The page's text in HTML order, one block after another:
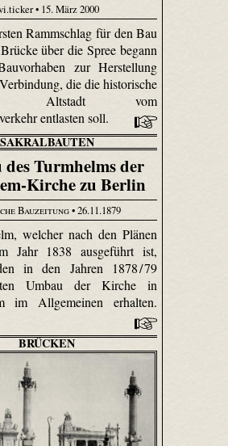
• 15. März 2000
Rammschlag für den Bau
über die Spree begann
zur Herstellung
die die historische
Altstadt vom
entlasten soll.
SAKRALBAUTEN
des Turmhelms der
Kirche zu Berlin
Bauzeitung• 26.11.1879
welcher nach den Plänen
Jahr 1838 ausgeführt ist,
in den Jahren 1878 / 79
Umbau der Kirche in
im Allgemeinen erhalten.
BRÜCKEN